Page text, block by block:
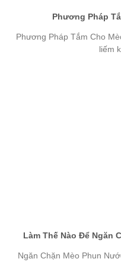
Phương Pháp
Phương Pháp Tắm Cho
liếm
Làm Thế Nào Để Ngăn
Ngăn Chặn Mèo Phun